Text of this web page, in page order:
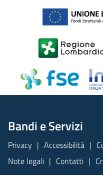
Bandi e Servizi
Privacy Accessibilità
Note legali
Contatti